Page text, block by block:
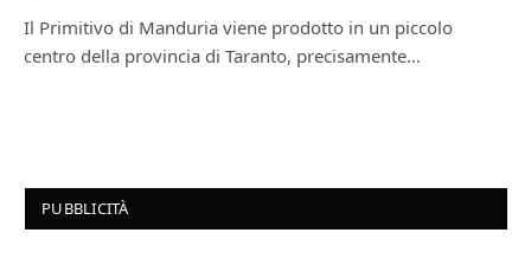
Il Primitivo di Manduria viene prodotto in un piccolo
centro della provincia di Taranto, precisamente…
PUBBLICITÀ